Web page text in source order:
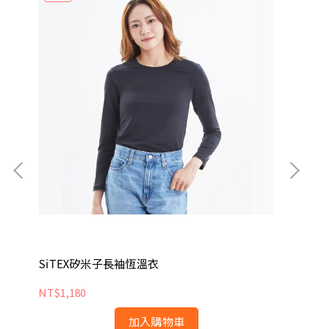
SiTEX矽米子長袖恆溫衣
NT$1,180
加入購物車